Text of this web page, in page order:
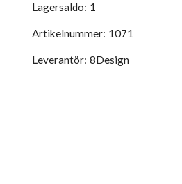
Lagersaldo: 1
Artikelnummer: 1071
Leverantör: 8Design